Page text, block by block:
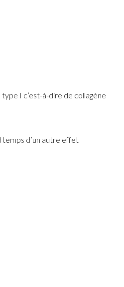
I c’est-à-dire de collagène
d’un autre effet